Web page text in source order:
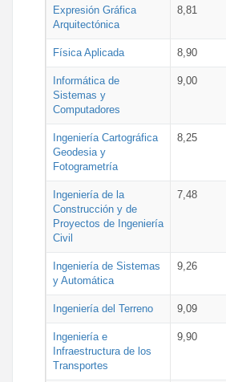
Expresión Gráfica
Arquitectónica
8,81
Física Aplicada 8,90
Informática de
Sistemas y
Computadores
9,00
Ingeniería Cartográfica
Geodesia y
Fotogrametría
8,25
Ingeniería de la
Construcción y de
Proyectos de Ingeniería
Civil
7,48
Ingeniería de Sistemas
y Automática
9,26
Ingeniería del Terreno 9,09
Ingeniería e
Infraestructura de los
Transportes
9,90